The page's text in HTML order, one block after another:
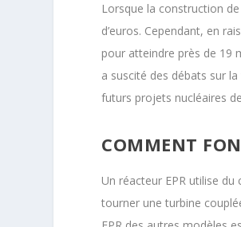
Lorsque la construction
d’euros. Cependant, en
pour atteindre près de 19
a suscité des débats sur
futurs projets nucléaires
COMMENT
Un réacteur EPR utilise
tourner une turbine